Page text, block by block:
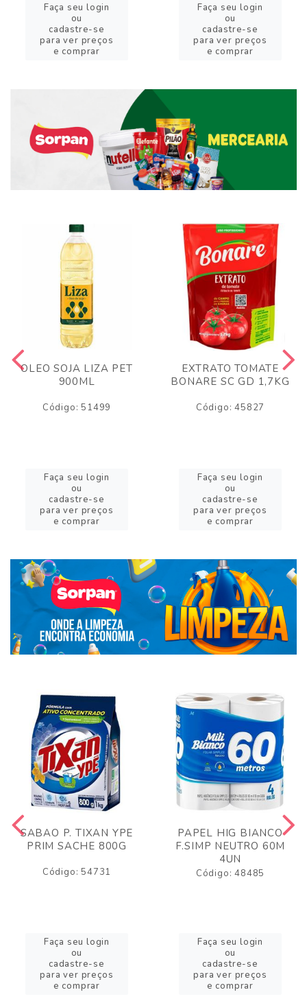
Faça seu login
ou
cadastre-se
para ver preços
e comprar
Faça seu login
ou
cadastre-se
para ver preços
e comprar
OLEO SOJA LIZA PET
900ML
Código: 51499
Faça seu login
ou
cadastre-se
para ver preços
e comprar
EXTRATO TOMATE
BONARE SC GD 1,7KG
Código: 45827
Faça seu login
ou
cadastre-se
para ver preços
e comprar
SABAO P. TIXAN YPE
PRIM SACHE 800G
Código: 54731
Faça seu login
ou
cadastre-se
para ver preços
e comprar
PAPEL HIG BIANCO
F.SIMP NEUTRO 60M
4UN
Código: 48485
Faça seu login
ou
cadastre-se
para ver preços
e comprar